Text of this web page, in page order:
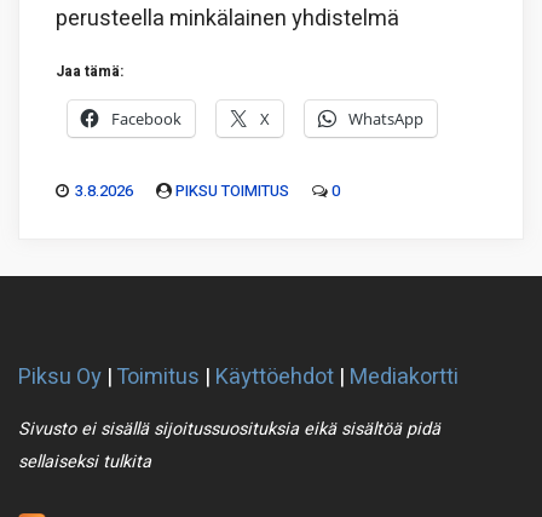
perusteella minkälainen yhdistelmä
Jaa tämä:
Facebook X WhatsApp
3.8.2026 PIKSU TOIMITUS 0
Piksu Oy |Toimitus | Käyttöehdot | Mediakortti
Sivusto ei sisällä sijoitussuosituksia eikä sisältöä pidä
sellaiseksi tulkita